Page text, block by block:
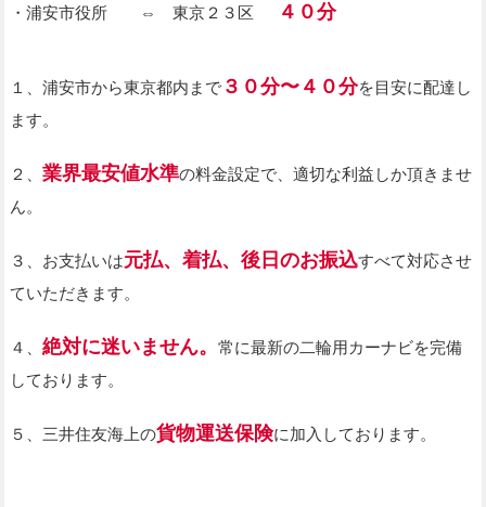
・浦安市役所 ⇔ 東京２３区 ４０分
１、浦安市から東京都内まで３０分〜４０分を目安に配達し
ます。
２、 業界最安値水準の料金設定で、適切な利益しか頂きませ
ん。
３、お支払いは元払、着払、後日のお振込すべて対応させ
ていただきます。
４、 絶対に迷いません。 常に最新の二輪用カーナビを完備
しております。
５、三井住友海上の貨物運送保険に加入しております。